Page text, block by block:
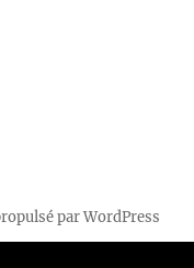
par WordPress